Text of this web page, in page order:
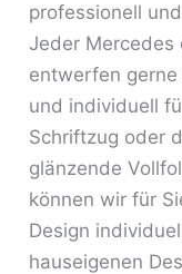
professionell
Jeder Mercedes
entwerfen
und individuell
Schriftzug oder
glänzende
können wir für
Design
hauseigenen